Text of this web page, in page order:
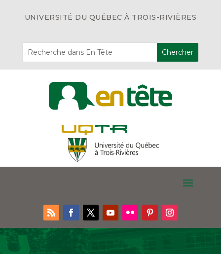
UNIVERSITÉ DU QUÉBEC À TROIS-RIVIÈRES